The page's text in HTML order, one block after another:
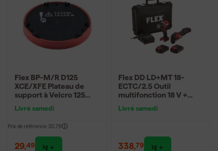
Flex BP-M/R D125
XCE/XFE Plateau de
support à Velcro 125
Livré samedi
Prix de référence 30,79
29,49
Flex DD LD+MT 18-
ECTC/2.5 Outil
multifonction 18 V +
batteries) dans un
Livré samedi
338,79